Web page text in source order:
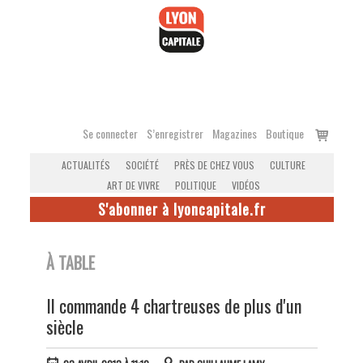
Se connecter S’enregistrer Magazines Boutique
Voir
ACTUALITÉS SOCIÉTÉ PRÈS DE CHEZ VOUS
CULTURE
ART DE VIVRE
POLITIQUE VIDÉOS
S'abonner à lyoncapitale.fr
À TABLE
Il commande 4 chartreuses de plus d'un
siècle